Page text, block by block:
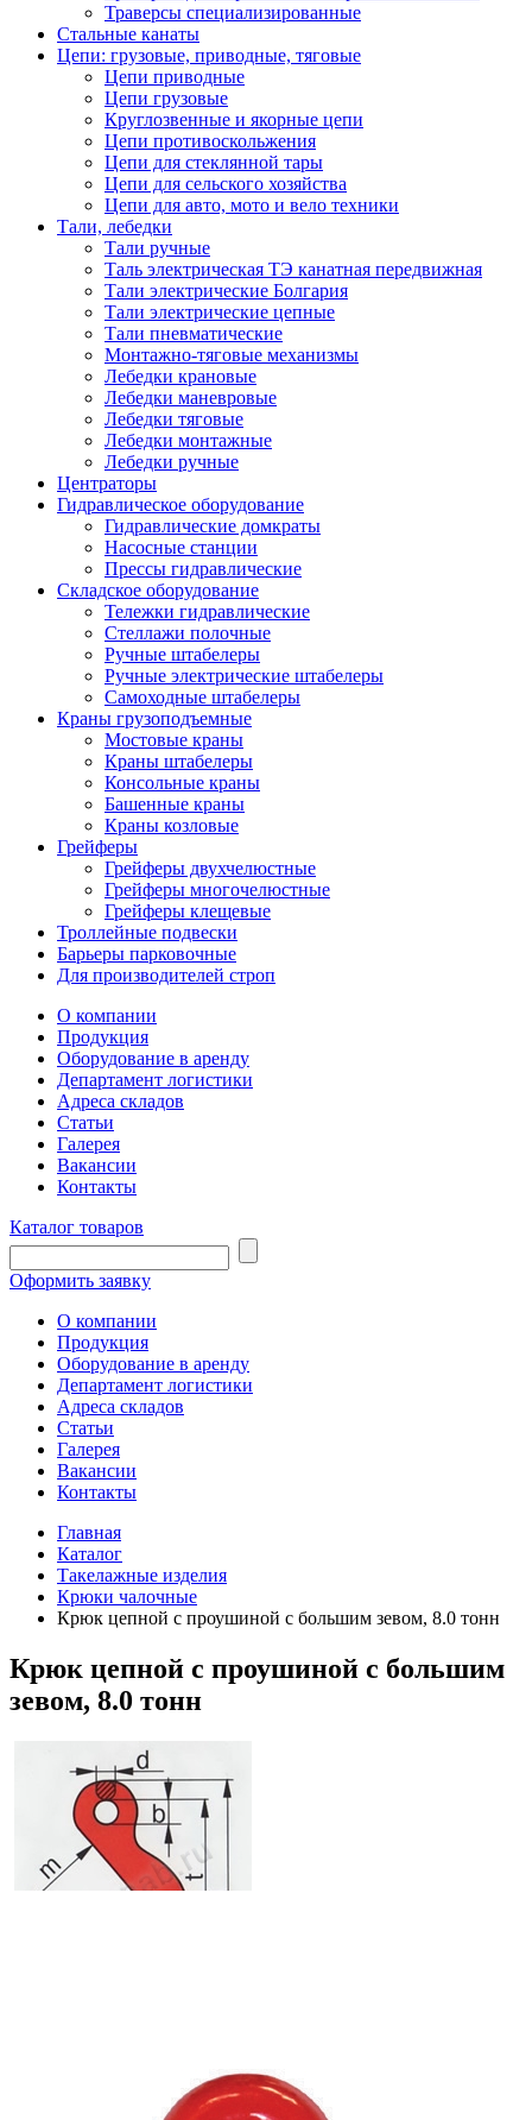
Траверсы специализированные
Стальные канаты
Цепи: грузовые, приводные, тяговые
Цепи приводные
Цепи грузовые
Круглозвенные и якорные цепи
Цепи противоскольжения
Цепи для стеклянной тары
Цепи для сельского хозяйства
Цепи для авто, мото и вело техники
Тали, лебедки
Тали ручные
Таль электрическая ТЭ канатная передвижная
Тали электрические Болгария
Тали электрические цепные
Тали пневматические
Монтажно-тяговые механизмы
Лебедки крановые
Лебедки маневровые
Лебедки тяговые
Лебедки монтажные
Лебедки ручные
Центраторы
Гидравлическое оборудование
Гидравлические домкраты
Насосные станции
Прессы гидравлические
Складское оборудование
Тележки гидравлические
Cтеллажи полочные
Ручные штабелеры
Ручные электрические штабелеры
Самоходные штабелеры
Краны грузоподъемные
Мостовые краны
Краны штабелеры
Консольные краны
Башенные краны
Краны козловые
Грейферы
Грейферы двухчелюстные
Грейферы многочелюстные
Грейферы клещевые
Троллейные подвески
Барьеры парковочные
Для производителей строп
О компании
Продукция
Оборудование в аренду
Департамент логистики
Адреса складов
Статьи
Галерея
Вакансии
Контакты
Каталог товаров
Оформить заявку
О компании
Продукция
Оборудование в аренду
Департамент логистики
Адреса складов
Статьи
Галерея
Вакансии
Контакты
Главная
Каталог
Такелажные изделия
Крюки чалочные
Крюк цепной с проушиной с большим зевом, 8.0 тонн
Крюк цепной с проушиной с большим
зевом, 8.0 тонн